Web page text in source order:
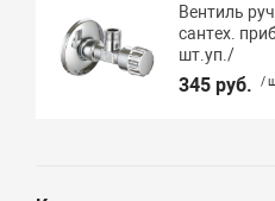
Вентиль
сантех.
шт.уп./
345 руб. /